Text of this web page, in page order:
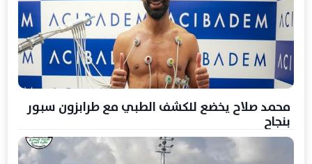
محمد صلاح يخضع للكشف الطبي مع طرابزون سبور
بنجاح